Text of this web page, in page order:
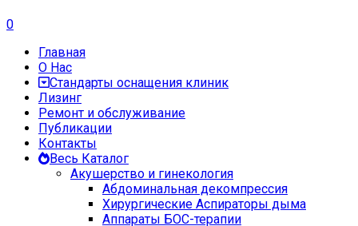
0
Главная
О Нас
Стандарты оснащения клиник
Лизинг
Ремонт и обслуживание
Публикации
Контакты
Весь Каталог
Акушерство и гинекология
Абдоминальная декомпрессия
Хирургические Аспираторы дыма
Аппараты БОС-терапии